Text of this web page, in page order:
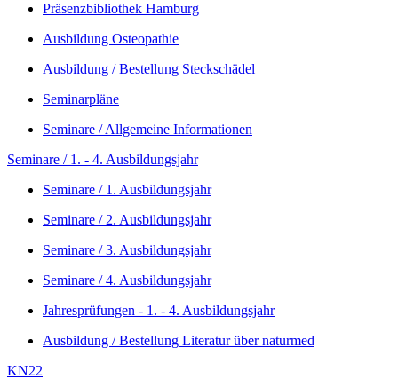
Präsenzbibliothek Hamburg
Ausbildung Osteopathie
Ausbildung / Bestellung Steckschädel
Seminarpläne
Seminare / Allgemeine Informationen
Seminare / 1. - 4. Ausbildungsjahr
Seminare / 1. Ausbildungsjahr
Seminare / 2. Ausbildungsjahr
Seminare / 3. Ausbildungsjahr
Seminare / 4. Ausbildungsjahr
Jahresprüfungen - 1. - 4. Ausbildungsjahr
Ausbildung / Bestellung Literatur über naturmed
KN22